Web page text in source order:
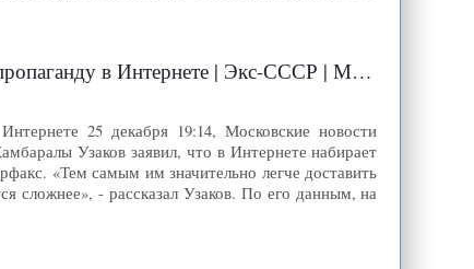
Интернете | Экс-СССР | Московские новости
25 декабря 19:14, Московские новости
Узаков заявил, что в Интернете набирает
«Тем самым им значительно легче доставить
сложнее», - рассказал Узаков. По его данным, на